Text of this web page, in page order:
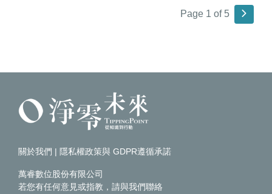
Page 1 of 5
關於我們 | 隱私權政策與 GDPR遵循承諾
萬睿數位股份有限公司
若您有任何意見或指教，請與我們聯絡